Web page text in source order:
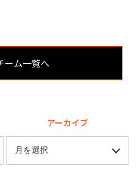
ム一覧へ
アーカイブ